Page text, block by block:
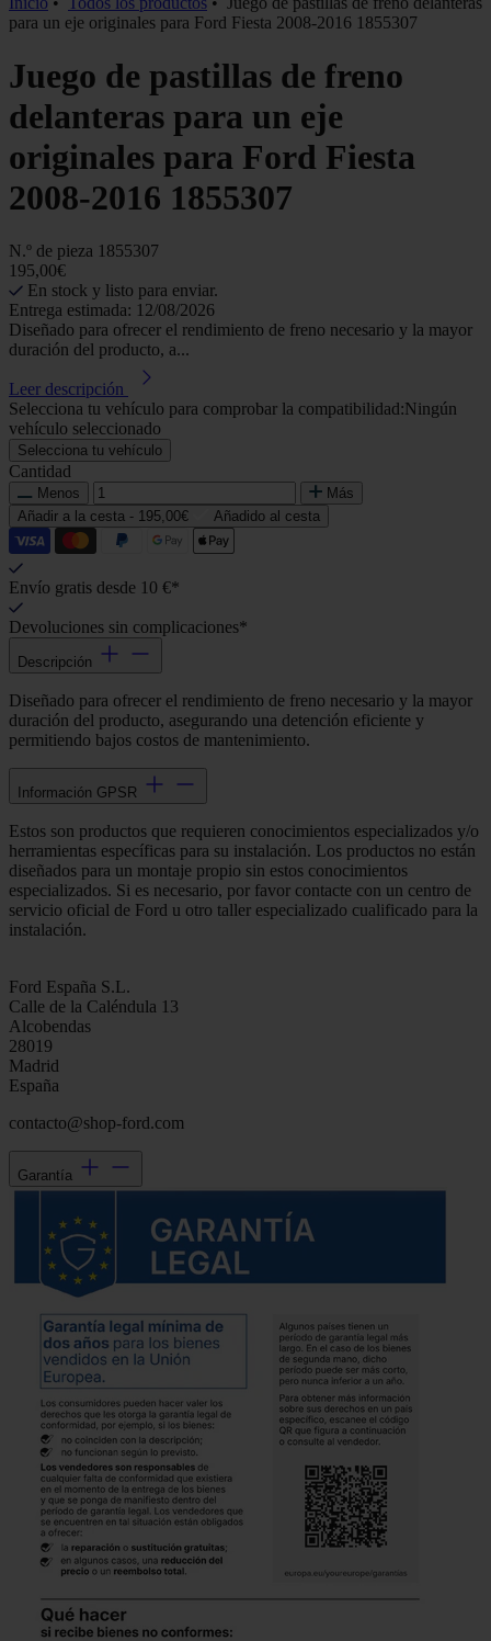
para un eje originales para Ford Fiesta 2008-2016 1855307
Juego de pastillas de freno
delanteras para un eje
originales para Ford Fiesta
2008-2016 1855307
N.º de pieza 1855307
195,00€
En stock y listo para enviar.
Entrega estimada: 12/08/2026
Diseñado para ofrecer el rendimiento de freno necesario y la mayor
duración del producto, a...
Leer descripción
Selecciona tu vehículo para comprobar la compatibilidad:Ningún
vehículo seleccionado
Selecciona tu vehículo
Cantidad
Menos
Más
Añadir a la cesta - 195,00€ Añadido al cesta
Envío gratis desde 10 €*
Devoluciones sin complicaciones*
Descripción
Diseñado para ofrecer el rendimiento de freno necesario y la mayor
duración del producto, asegurando una detención eficiente y
permitiendo bajos costos de mantenimiento.
Información GPSR
Estos son productos que requieren conocimientos especializados y/o
herramientas específicas para su instalación. Los productos no están
diseñados para un montaje propio sin estos conocimientos
especializados. Si es necesario, por favor contacte con un centro de
servicio oficial de Ford u otro taller especializado cualificado para la
instalación.
Ford España S.L.
Calle de la Caléndula 13
Alcobendas
28019
Madrid
España
contacto@shop-ford.com
Garantía